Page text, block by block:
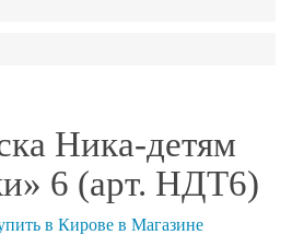
Ника-детям
6 (арт. НДТ6)
в Кирове в Магазине